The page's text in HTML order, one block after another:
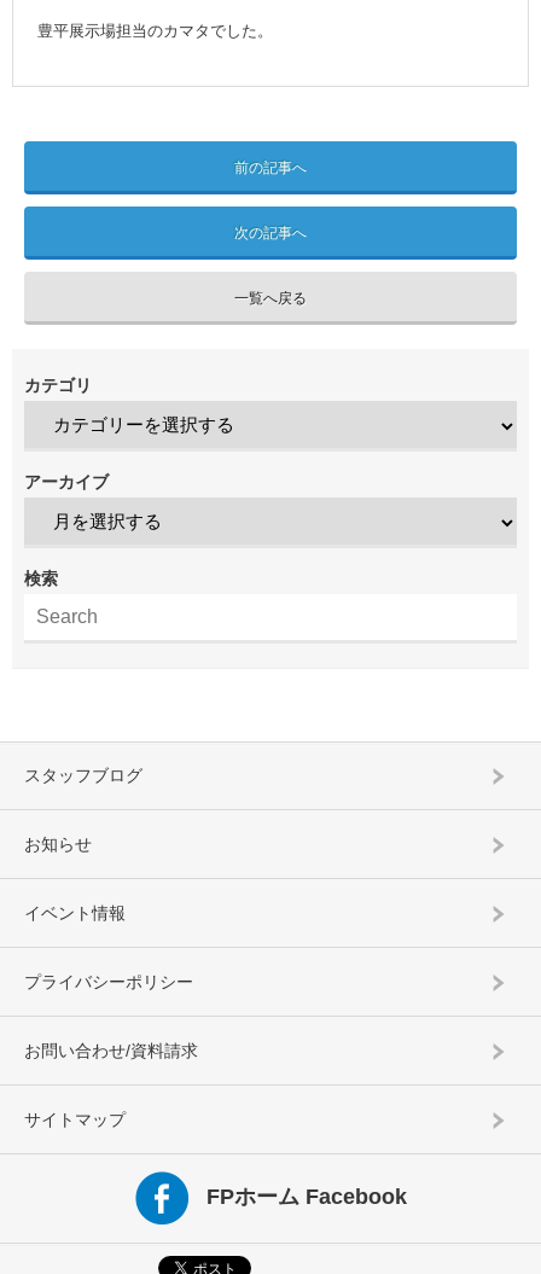
豊平展示場担当のカマタでした。
前の記事へ
次の記事へ
一覧へ戻る
カテゴリ
アーカイブ
検索
スタッフブログ
お知らせ
イベント情報
プライバシーポリシー
お問い合わせ/資料請求
サイトマップ
FPホーム Facebook